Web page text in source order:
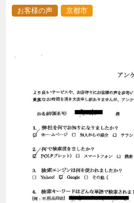
お客様の声
京都市